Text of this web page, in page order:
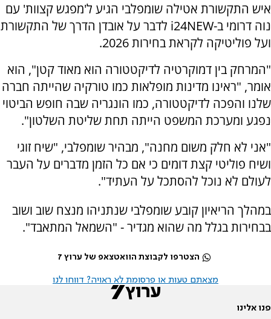
איש התקשורת אטילה שומפלבי הגיע ל'מפגש קצוות' עם
נוה דרומי ב-i24NEW לדבר על אובדן הדרך של התקשורת
ועל פוליטיקה לקראת בחירות 2026.
"המרחק בין דמוקרטיה לדיקטטורה הוא מאוד קטן", הוא
אומר, "ראינו מדינות מופלאות כמו טורקיה שהייתה חברה
שלנו והפכה לדיקטטורה, כמו הונגריה שבה חופש הביטוי
נפגע ומערכת המשפט הייתה תחת שליטת השלטון".
"אני לא חלק משום מחנה", מבהיר שומפלבי, "שיח זוגי
ושיח פוליטי קצת דומים כי אם כל הזמן מדברים על העבר
לעולם לא נוכל להסתכל על העתיד".
במהלך הריאיון קובע שומפלבי שנתניהו מנצח שוב ושוב
בבחירות בגלל מה שהוא מגדיר - "השמאל המתאבד".
הצטרפו לקבוצת הוואטצאפ של ערוץ 7
מצאתם טעות או פרסומת לא ראויה? דווחו לנו
פנו אלינו